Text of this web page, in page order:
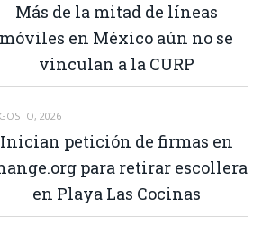
Más de la mitad de líneas
móviles en México aún no se
vinculan a la CURP
2026
Inician petición de firmas en
para retirar escollera
en Playa Las Cocinas